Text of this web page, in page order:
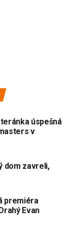
úspešná
v
dom zavreli,
premiéra
Evan